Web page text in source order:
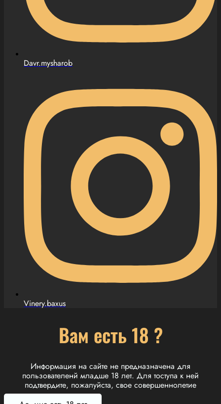
Davr.mysharob
Vinery.baxus
Вам есть 18 ?
Информация на сайте не предназначена для
пользователенй младше 18 лет. Для тоступа к ней
подтвердите, пожалуйста, свое совершеннолетие